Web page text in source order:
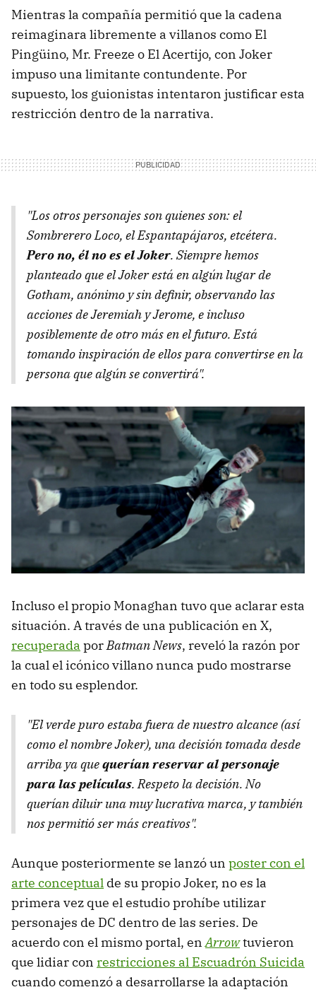
Mientras la compañía permitió que la cadena
reimaginara libremente a villanos como El
Pingüino, Mr. Freeze o El Acertijo, con Joker
impuso una limitante contundente. Por
supuesto, los guionistas intentaron justificar esta
restricción dentro de la narrativa.
"Los otros personajes son quienes son: el
Sombrerero Loco, el Espantapájaros, etcétera.
Pero no, él no es el Joker. Siempre hemos
planteado que el Joker está en algún lugar de
Gotham, anónimo y sin definir, observando las
acciones de Jeremiah y Jerome, e incluso
posiblemente de otro más en el futuro. Está
tomando inspiración de ellos para convertirse en la
persona que algúnse convertirá".
Incluso el propio Monaghan tuvo que aclarar esta
situación. A través de una publicación en X,
recuperada porBatman News, reveló la razón por
la cual el icónico villano nunca pudo mostrarse
en todo su esplendor.
"El verde puro estaba fuera de nuestro alcance (así
como el nombre Joker), una decisión tomada desde
arriba ya quequerían reservar al personaje
para las películas. Respeto la decisión. No
querían diluir una muy lucrativa marca, y también
nos permitió ser más creativos".
Aunque posteriormente se lanzó un poster con el
arte conceptual de su propio Joker, no es la
primera vez que el estudio prohíbe utilizar
personajes de DC dentro de las series. De
acuerdo con el mismo portal, enArrowtuvieron
que lidiar con restricciones al Escuadrón Suicida
cuando comenzó a desarrollarse la adaptación